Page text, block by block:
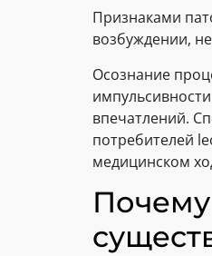
Признаками
возбуждении,
Осознание
впечатлений.
потребителей
медицинском